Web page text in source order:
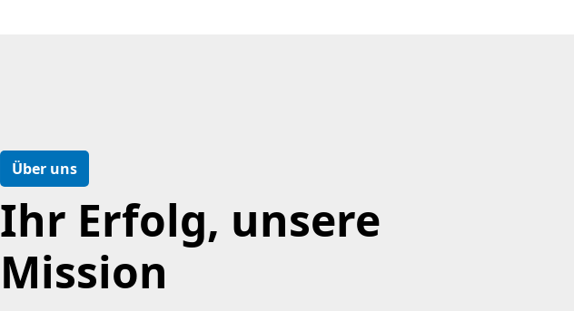
Über uns
Ihr Erfolg, unsere
Mission